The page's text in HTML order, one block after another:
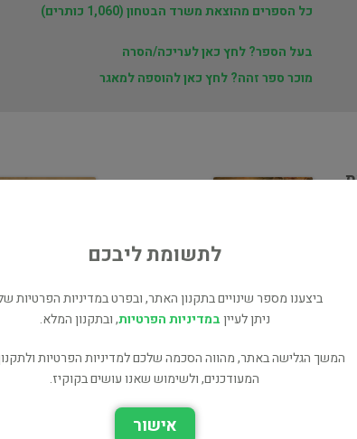
כל הספרים מהוצאת משרד הבטחון (1,060 כותרים)
בעל הספר? לחץ כאן לעריכה/הסרה
מוכר ספר זהה? לחץ כאן להוספה למאגר
העתיקה בירושלים
ארץ ישראל
לתשומת ליבכם
ביצענו מספר שינויים בתקנון האתר, ובפרט במדיניות הפרטיות
ניתן לעייןבמדיניות הפרטיות, ובתקנון המלא.
המשך הגלישה באתר, מהווה הסכמה שלכם למדיניות הפרטיות
המעודכנים, ולשימוש שאנו עושים בקוקיז.
אישור